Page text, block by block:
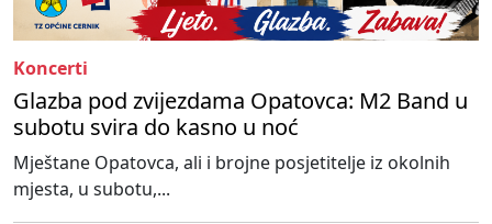
Koncerti
Glazba pod zvijezdama Opatovca: M2 Band u
subotu svira do kasno u noć
Mještane Opatovca, ali i brojne posjetitelje iz okolnih
mjesta, u subotu,...